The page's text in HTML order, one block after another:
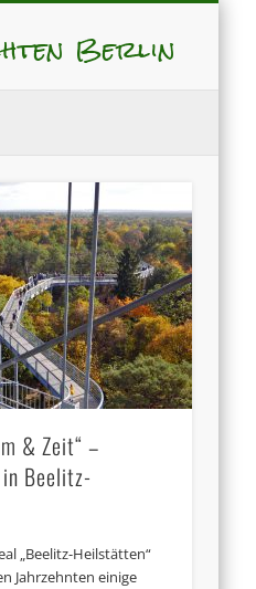
Berlin
& Zeit“ –
Beelitz-
„Beelitz-Heilstätten“
Jahrzehnten einige